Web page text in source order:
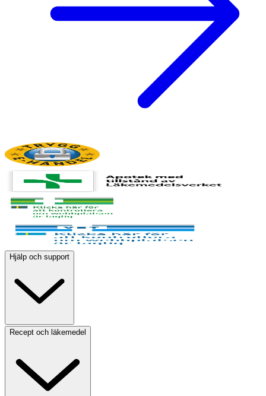
Hjälp och support
Recept och läkemedel